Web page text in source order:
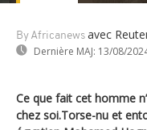
By Africanews avec
Dernière MAJ: 13/08/
Ce que fait cet homme
chez soi.Torse-nu et